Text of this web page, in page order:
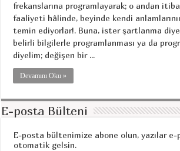
frekanslarına programlayarak; o andan
faaliyeti hâlinde, beyinde kendi
temin ediyorlar!. Buna, ister şartlanma
belirli bilgilerle programlanması ya da
diyelim; değişen bir ...
Devamını Oku »
E-posta Bülteni
E-posta bültenimize abone olun, yazılar
otomatik gelsin.